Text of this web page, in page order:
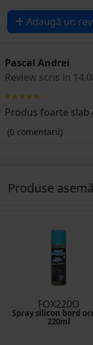
Adaugă un
Pascal Andrei
Review scris in
Produs foarte slab
(0 comentarii)
Produse
FOX220O
Spray silicon bord
220ml